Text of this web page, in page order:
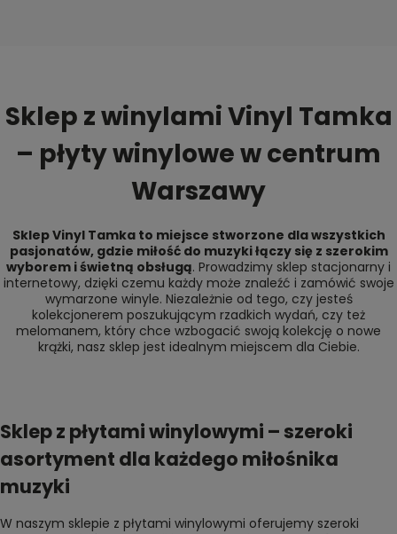
Sklep z winylami Vinyl Tamka
– płyty winylowe w centrum
Warszawy
Sklep Vinyl Tamka to miejsce stworzone dla wszystkich
pasjonatów, gdzie miłość do muzyki łączy się z szerokim
wyborem i świetną obsługą. Prowadzimy sklep stacjonarny i
internetowy, dzięki czemu każdy może znaleźć i zamówić swoje
wymarzone winyle. Niezależnie od tego, czy jesteś
kolekcjonerem poszukującym rzadkich wydań, czy też
melomanem, który chce wzbogacić swoją kolekcję o nowe
krążki, nasz sklep jest idealnym miejscem dla Ciebie.
Sklep z płytami winylowymi – szeroki
asortyment dla każdego miłośnika
muzyki
W naszym sklepie z płytami winylowymi oferujemy szeroki